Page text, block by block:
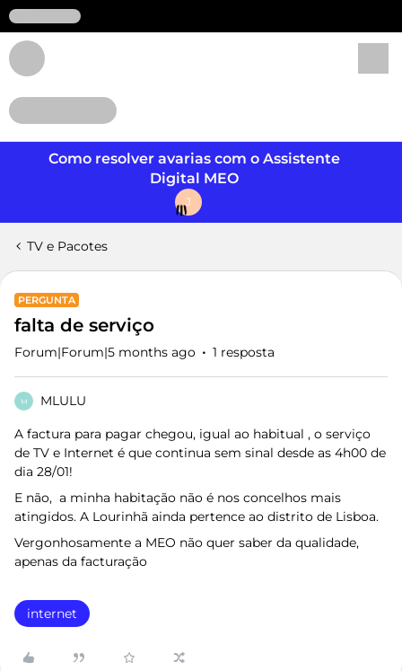
Como resolver avarias com o Assistente
Digital MEO
J
TV e Pacotes
PERGUNTA
falta de serviço
Forum|Forum|5 months ago 1 resposta
M MLULU
A factura para pagar chegou, igual ao habitual , o serviço
de TV e Internet é que continua sem sinal desde as 4h00 de
dia 28/01!
E não, a minha habitação não é nos concelhos mais
atingidos. A Lourinhã ainda pertence ao distrito de Lisboa.
Vergonhosamente a MEO não quer saber da qualidade,
apenas da facturação
internet